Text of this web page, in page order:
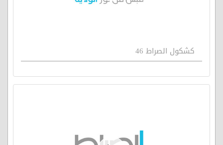
كشكول الصراط 46